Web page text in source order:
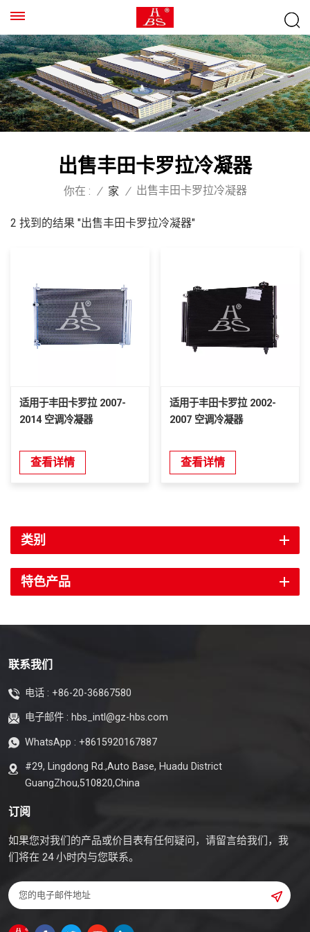
出售丰田卡罗拉冷凝器
你在 : / 家 / 出售丰田卡罗拉冷凝器
2 找到的结果 "出售丰田卡罗拉冷凝器"
适用于丰田卡罗拉 2007-
2014 空调冷凝器
查看详情
适用于丰田卡罗拉 2002-
2007 空调冷凝器
查看详情
类别
特色产品
联系我们
电话 : +86-20-36867580
电子邮件 : hbs_intl@gz-hbs.com
WhatsApp : +8615920167887
#29, Lingdong Rd.,Auto Base, Huadu District
GuangZhou,510820,China
订阅
如果您对我们的产品或价目表有任何疑问，请留言给我们，我
们将在 24 小时内与您联系。